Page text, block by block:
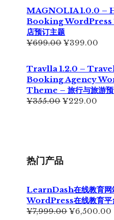
为：
¥699.00。
价
格
为：
MAGNOLIA 1.0.0 –
Booking WordPress
店预订主题
¥699.00原
为：
¥699.00。
¥399.00
格
为：
Travlla 1.2.0 –
Booking Agency
Theme – 旅行与旅游预
¥355.00原
¥229.00
热门产品
LearnDash在线教育网
WordPress在线教育平
¥7,999.00原
¥6,500.00